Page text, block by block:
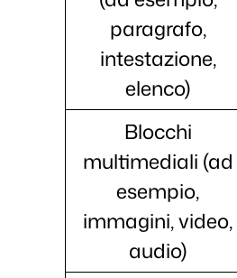
paragrafo,
intestazione,
elenco)
Blocchi
multimediali (ad
esempio,
immagini, video,
audio)